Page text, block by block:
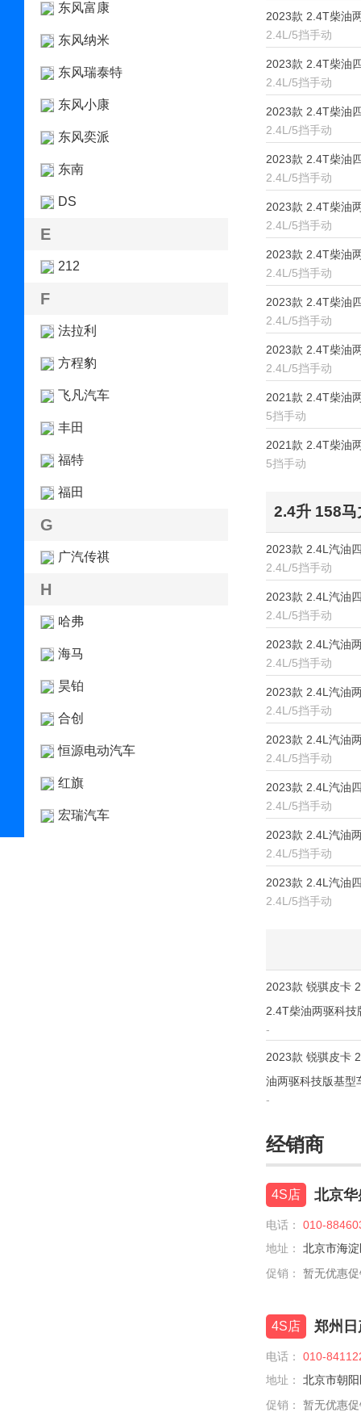
东风富康
东风纳米
东风瑞泰特
东风小康
东风奕派
东南
DS
E
212
F
法拉利
方程豹
飞凡汽车
丰田
福特
福田
G
广汽传祺
H
哈弗
海马
昊铂
合创
恒源电动汽车
红旗
宏瑞汽车
2023款 2.4T柴油
2.4L/5挡手动
2023款 2.4T柴油
2.4L/5挡手动
2023款 2.4T柴油
2.4L/5挡手动
2023款 2.4T柴油
2.4L/5挡手动
2023款 2.4T柴油
2.4L/5挡手动
2023款 2.4T柴油
2.4L/5挡手动
2023款 2.4T柴油
2.4L/5挡手动
2023款 2.4T柴油
2.4L/5挡手动
2021款 2.4T柴油
5挡手动
2021款 2.4T柴油
5挡手动
2.4升 158马
2023款 2.4L汽油
2.4L/5挡手动
2023款 2.4L汽油
2.4L/5挡手动
2023款 2.4L汽油
2.4L/5挡手动
2023款 2.4L汽油
2.4L/5挡手动
2023款 2.4L汽油
2.4L/5挡手动
2023款 2.4L汽油
2.4L/5挡手动
2023款 2.4L汽油
2.4L/5挡手动
2023款 2.4L汽油
2.4L/5挡手动
2023款 锐骐皮卡
2.4T柴油两驱科
-
2023款 锐骐皮卡
油两驱科技版基型
-
经销商
4S店 北京
电话：
010-
地址：
北京市海
促销：
暂无优惠
4S店 郑州
电话：
010-
地址：
北京市朝
促销：
暂无优惠